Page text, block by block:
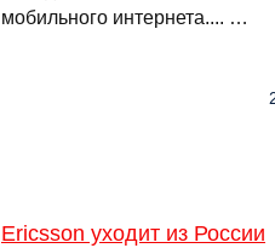
мобильного интернета.... …
Ericsson уходит из России